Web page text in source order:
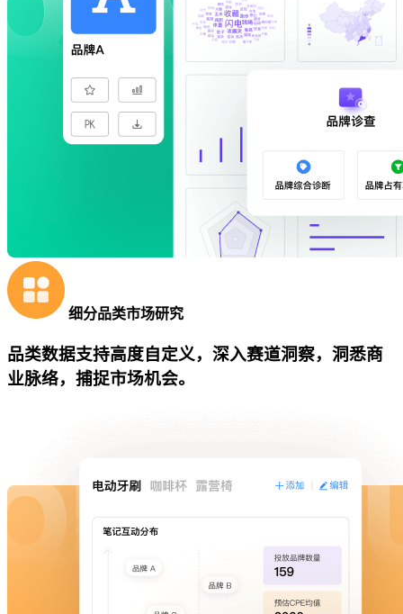
细分品类市场研究
品类数据支持高度自定义，深入赛道洞察，洞悉商
业脉络，捕捉市场机会。